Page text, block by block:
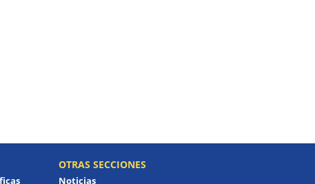
OTRAS SECCIONES
Noticias